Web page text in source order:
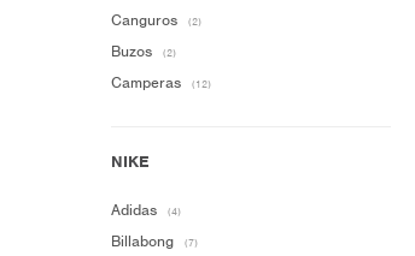
Canguros (2)
Buzos (2)
Camperas (12)
Adidas (4)
Billabong (7)